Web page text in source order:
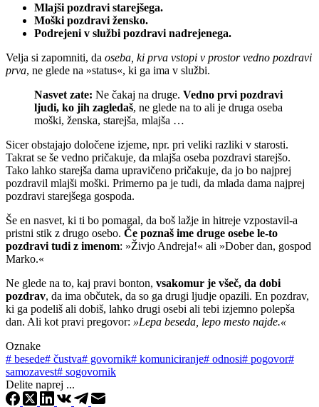
Mlajši pozdravi starejšega.
Moški pozdravi žensko.
Podrejeni v službi pozdravi nadrejenega.
Velja si zapomniti, da oseba, ki prva vstopi v prostor vedno pozdravi
prva, ne glede na »status«, ki ga ima v službi.
Nasvet zate: Ne čakaj na druge. Vedno prvi pozdravi
ljudi, ko jih zagledaš, ne glede na to ali je druga oseba
moški, ženska, starejša, mlajša …
Sicer obstajajo določene izjeme, npr. pri veliki razliki v starosti.
Takrat se še vedno pričakuje, da mlajša oseba pozdravi starejšo.
Tako lahko starejša dama upravičeno pričakuje, da jo bo najprej
pozdravil mlajši moški. Primerno pa je tudi, da mlada dama najprej
pozdravi starejšega gospoda.
Še en nasvet, ki ti bo pomagal, da boš lažje in hitreje vzpostavil-a
pristni stik z drugo osebo. Če poznaš ime druge osebe le-to
pozdravi tudi z imenom: »Živjo Andreja!« ali »Dober dan, gospod
Marko.«
Ne glede na to, kaj pravi bonton, vsakomur je všeč, da dobi
pozdrav, da ima občutek, da so ga drugi ljudje opazili. En pozdrav,
ki ga podeliš ali dobiš, lahko drugi osebi ali tebi izjemno polepša
dan. Ali kot pravi pregovor: »Lepa beseda, lepo mesto najde.«
Oznake
# besede# čustva# govornik# komuniciranje# odnosi# pogovor#
samozavest# sogovornik
Delite naprej ...